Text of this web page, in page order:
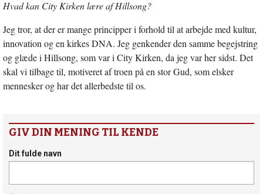
Hvad kan City Kirken lære af Hillsong?
Jeg tror, at der er mange principper i forhold til at arbejde med kultur,
innovation og en kirkes DNA. Jeg genkender den samme begejstring
og glæde i Hillsong, som var i City Kirken, da jeg var her sidst. Det
skal vi tilbage til, motiveret af troen på en stor Gud, som elsker
mennesker og har det allerbedste til os.
GIV DIN MENING TIL KENDE
Dit fulde navn